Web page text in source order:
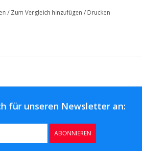
/ Zum Vergleich hinzufügen / Drucken
für unseren Newsletter an:
ABONNIEREN